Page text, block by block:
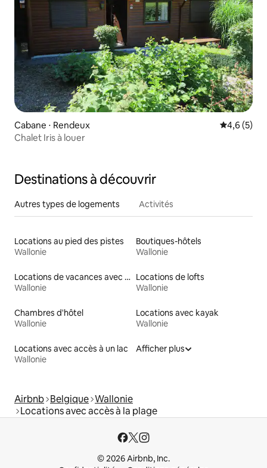
Cabane ⋅ Rendeux Évaluation
4,6 (5)
Chalet Iris à louer
Destinations à découvrir
Autres types de logements Activités
Locations au pied des pistes
Wallonie
Boutiques-hôtels
Wallonie
Locations de vacances avec piscine
Wallonie
Locations de lofts
Wallonie
Chambres d'hôtel
Wallonie
Locations avec kayak
Wallonie
Locations avec accès à un lac
Wallonie
Afficher plus
Airbnb Belgique Wallonie
Locations avec accès à la plage
© 2026 Airbnb, Inc.